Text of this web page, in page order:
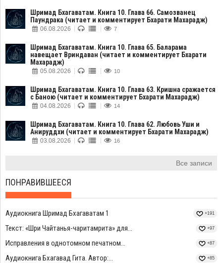
Шримад Бхагаватам. Книга 10. Глава 66. Самозванец
Паундрака (читает и комментирует Бхарати Махарадж)
06.08.2026 7
Шримад Бхагаватам. Книга 10. Глава 65. Баларама
навещает Вриндаван (читает и комментирует Бхарати
Махарадж)
05.08.2026 10
Шримад Бхагаватам. Книга 10. Глава 63. Кришна сражается
с Баною (читает и комментирует Бхарати Махарадж)
04.08.2026 14
Шримад Бхагаватам. Книга 10. Глава 62. Любовь Уши и
Анируддхи (читает и комментирует Бхарати Махарадж)
03.08.2026 16
Все записи
ПОНРАВИВШЕЕСЯ
Аудиокнига Шримад Бхагаватам 1 +191
Текст: «Шри Чайтанья-чаритамрита» для... +97
Исправления в однотомном печатном... +87
Аудиокнига Бхагавад Гита. Автор:... +85